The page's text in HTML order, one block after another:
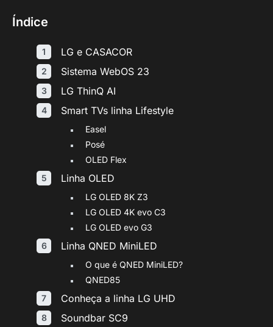
Índice
LG e CASACOR
Sistema WebOS 23
LG ThinQ AI
Smart TVs linha Lifestyle
Easel
Posé
OLED Flex
Linha OLED
LG OLED 8K Z3
LG OLED 4K evo C3
LG OLED evo G3
Linha QNED MiniLED
O que é QNED MiniLED?
QNED85
Conheça a linha LG UHD
Soundbar SC9